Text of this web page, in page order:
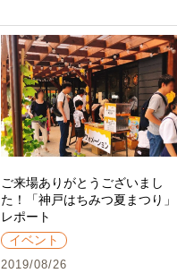
ご来場ありがとうございまし
た！「神戸はちみつ夏まつり」
レポート
イベント
2019/08/26